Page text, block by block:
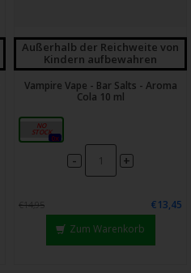
Außerhalb der Reichweite von
Kindern aufbewahren
Vampire Vape - Bar Salts - Aroma
Cola 10 ml
10ml
0x
- +
€14,95
€13,45
Zum Warenkorb